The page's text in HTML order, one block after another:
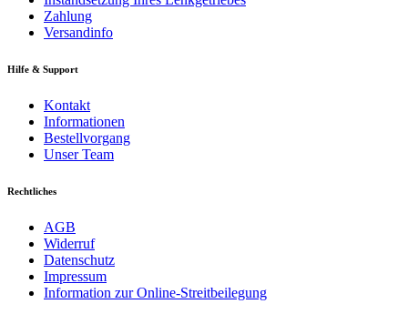
Zahlung
Versandinfo
Hilfe & Support
Kontakt
Informationen
Bestellvorgang
Unser Team
Rechtliches
AGB
Widerruf
Datenschutz
Impressum
Information zur Online-Streitbeilegung